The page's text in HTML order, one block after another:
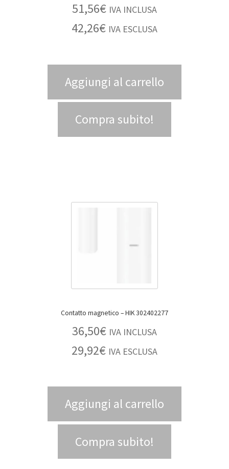
51,56€ IVA INCLUSA
42,26€ IVA ESCLUSA
Aggiungi al carrello
Compra subito!
Contatto magnetico – HIK 302402277
36,50€ IVA INCLUSA
29,92€ IVA ESCLUSA
Aggiungi al carrello
Compra subito!